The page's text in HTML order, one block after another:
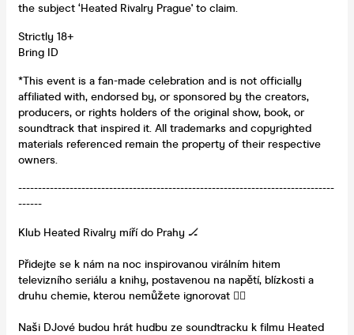
the subject ‘Heated Rivalry Prague' to claim.
Strictly 18+
Bring ID
*This event is a fan-made celebration and is not officially
affiliated with, endorsed by, or sponsored by the creators,
producers, or rights holders of the original show, book, or
soundtrack that inspired it. All trademarks and copyrighted
materials referenced remain the property of their respective
owners.
--------------------------------------------------------------------------------
------
Klub Heated Rivalry míří do Prahy 🏒
Přidejte se k nám na noc inspirovanou virálním hitem
televizního seriálu a knihy, postavenou na napětí, blízkosti a
druhu chemie, kterou nemůžete ignorovat ❤️‍🔥
Naši DJové budou hrát hudbu ze soundtracku k filmu Heated